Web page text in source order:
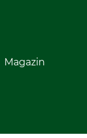
Magazin